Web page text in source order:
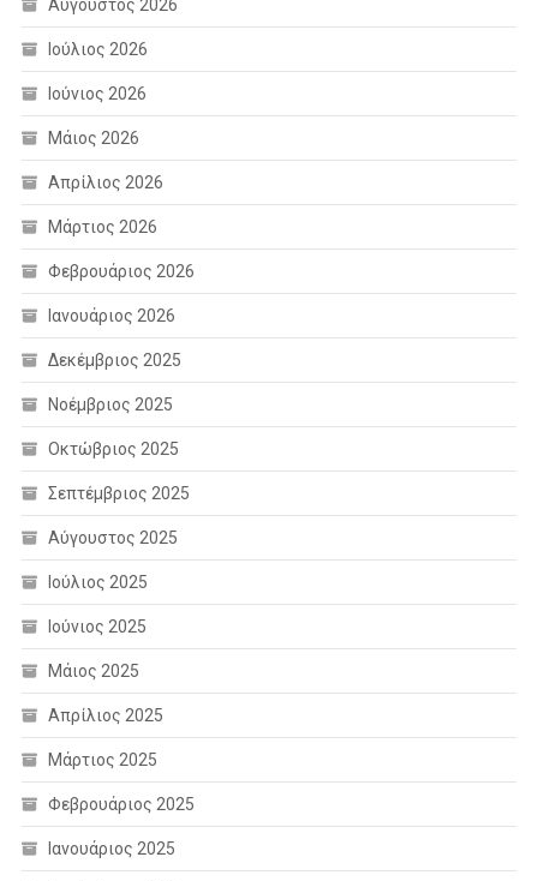
Αύγουστος 2026
Ιούλιος 2026
Ιούνιος 2026
Μάιος 2026
Απρίλιος 2026
Μάρτιος 2026
Φεβρουάριος 2026
Ιανουάριος 2026
Δεκέμβριος 2025
Νοέμβριος 2025
Οκτώβριος 2025
Σεπτέμβριος 2025
Αύγουστος 2025
Ιούλιος 2025
Ιούνιος 2025
Μάιος 2025
Απρίλιος 2025
Μάρτιος 2025
Φεβρουάριος 2025
Ιανουάριος 2025